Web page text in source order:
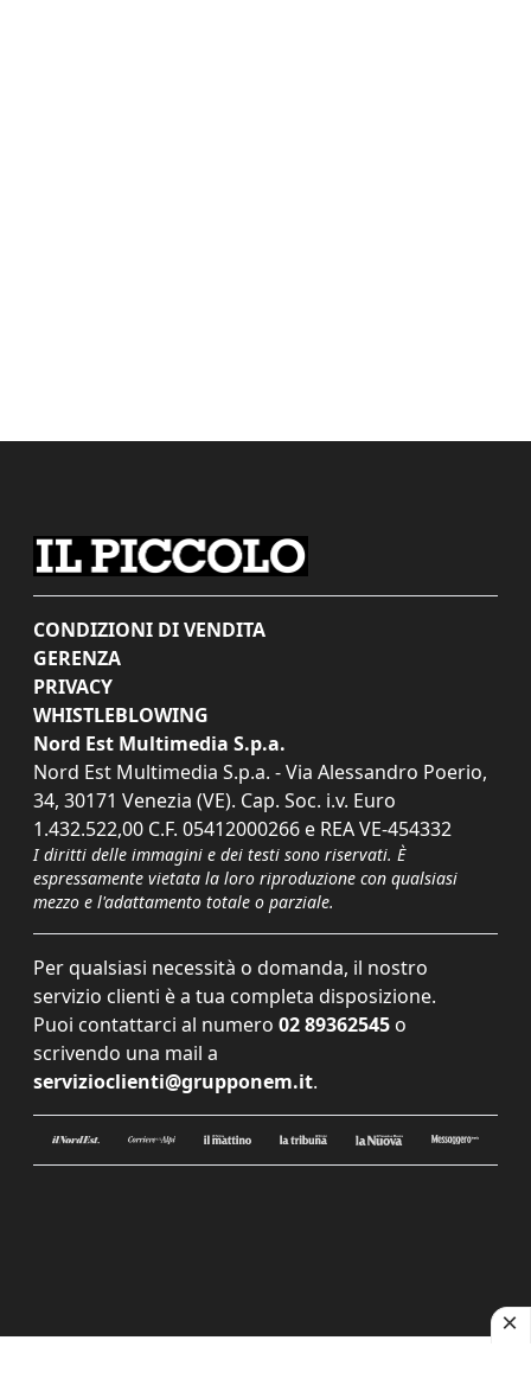
CONDIZIONI DI VENDITA
GERENZA
PRIVACY
WHISTLEBLOWING
Nord Est Multimedia S.p.a.
Nord Est Multimedia S.p.a. - Via Alessandro Poerio,
34, 30171 Venezia (VE). Cap. Soc. i.v. Euro
1.432.522,00 C.F. 05412000266 e REA VE-454332
I diritti delle immagini e dei testi sono riservati. È
espressamente vietata la loro riproduzione con qualsiasi
mezzo e l'adattamento totale o parziale.
Per qualsiasi necessità o domanda, il nostro
servizio clienti è a tua completa disposizione.
Puoi contattarci al numero 02 89362545 o
scrivendo una mail a
servizioclienti@grupponem.it.